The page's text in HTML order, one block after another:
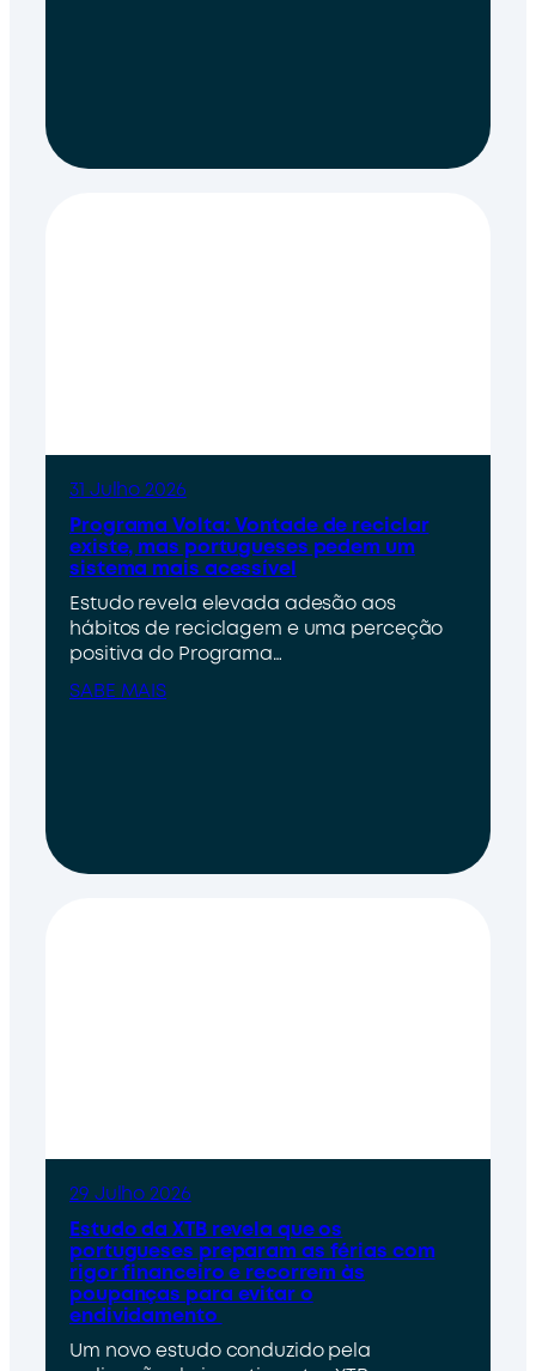
31 Julho 2026
Programa Volta: Vontade de reciclar
existe, mas portugueses pedem um
sistema mais acessível
Estudo revela elevada adesão aos
hábitos de reciclagem e uma perceção
positiva do Programa…
SABE MAIS
29 Julho 2026
Estudo da XTB revela que os
portugueses preparam as férias com
rigor financeiro e recorrem às
poupanças para evitar o
endividamento
Um novo estudo conduzido pela